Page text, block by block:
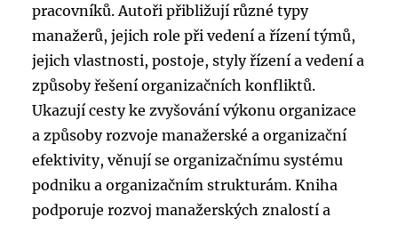
pracovníků. Autoři přibližují různé typy
manažerů, jejich role při vedení a řízení týmů,
jejich vlastnosti, postoje, styly řízení a vedení a
způsoby řešení organizačních konfliktů.
Ukazují cesty ke zvyšování výkonu organizace
a způsoby rozvoje manažerské a organizační
efektivity, věnují se organizačnímu systému
podniku a organizačním strukturám. Kniha
podporuje rozvoj manažerských znalostí a